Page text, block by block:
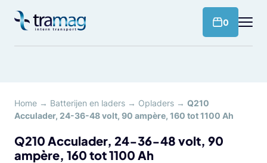
naar
0
Home → Batterijen en laders → Opladers → Q210
Acculader, 24-36-48 volt, 90 ampère, 160 tot 1100 Ah
Q210 Acculader, 24-36-48 volt, 90
ampère, 160 tot 1100 Ah